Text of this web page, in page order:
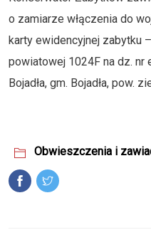
o zamiarze włączenia do
karty ewidencyjnej zabytku
powiatowej 1024F na dz.
Bojadła, gm. Bojadła, pow.
Obwieszczenia i